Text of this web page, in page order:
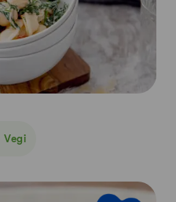
Vegi